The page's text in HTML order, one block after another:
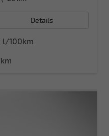
Details
l/100km